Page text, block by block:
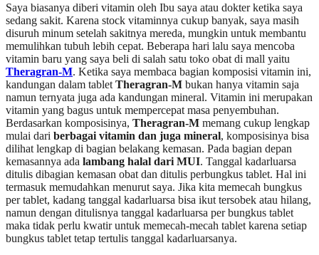
Saya biasanya diberi vitamin oleh Ibu saya atau dokter ketika saya
sedang sakit. Karena stock vitaminnya cukup banyak, saya masih
disuruh minum setelah sakitnya mereda, mungkin untuk membantu
memulihkan tubuh lebih cepat. Beberapa hari lalu saya mencoba
vitamin baru yang saya beli di salah satu toko obat di mall yaitu
Theragran-M. Ketika saya membaca bagian komposisi vitamin ini,
kandungan dalam tablet Theragran-M bukan hanya vitamin saja
namun ternyata juga ada kandungan mineral. Vitamin ini merupakan
vitamin yang bagus untuk mempercepat masa penyembuhan.
Berdasarkan komposisinya, Theragran-M memang cukup lengkap
mulai dari berbagai vitamin dan juga mineral, komposisinya bisa
dilihat lengkap di bagian belakang kemasan. Pada bagian depan
kemasannya ada lambang halal dari MUI. Tanggal kadarluarsa
ditulis dibagian kemasan obat dan ditulis perbungkus tablet. Hal ini
termasuk memudahkan menurut saya. Jika kita memecah bungkus
per tablet, kadang tanggal kadarluarsa bisa ikut tersobek atau hilang,
namun dengan ditulisnya tanggal kadarluarsa per bungkus tablet
maka tidak perlu kwatir untuk memecah-mecah tablet karena setiap
bungkus tablet tetap tertulis tanggal kadarluarsanya.